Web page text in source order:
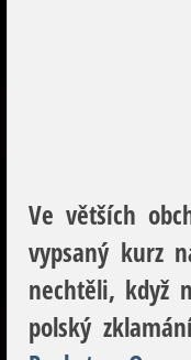
Ve větších
vypsaný kurz
nechtěli, když
polský